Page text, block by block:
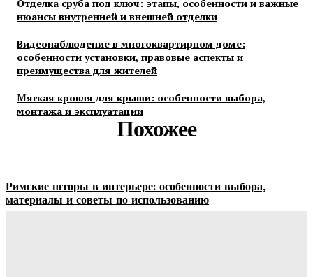
Отделка сруба под ключ: этапы, особенности и важные
нюансы внутренней и внешней отделки
Видеонаблюдение в многоквартирном доме:
особенности установки, правовые аспекты и
преимущества для жителей
Мягкая кровля для крыши: особенности выбора,
монтажа и эксплуатации
Похожее
Римские шторы в интерьере: особенности выбора,
материалы и советы по использованию